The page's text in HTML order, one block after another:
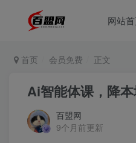
网站
首页 会员免费 正文
Ai智能体课，降
百盟网
9个月前更新